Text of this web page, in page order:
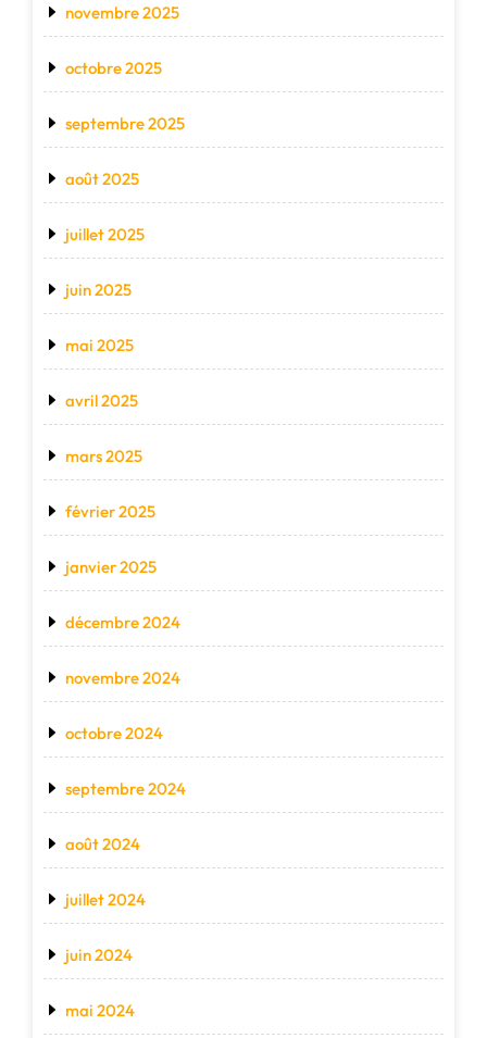
novembre 2025
octobre 2025
septembre 2025
août 2025
juillet 2025
juin 2025
mai 2025
avril 2025
mars 2025
février 2025
janvier 2025
décembre 2024
novembre 2024
octobre 2024
septembre 2024
août 2024
juillet 2024
juin 2024
mai 2024